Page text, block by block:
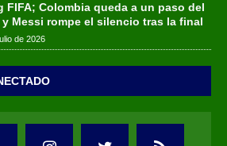
FIFA; Colombia queda a un paso del
y Messi rompe el silencio tras la final
de 2026